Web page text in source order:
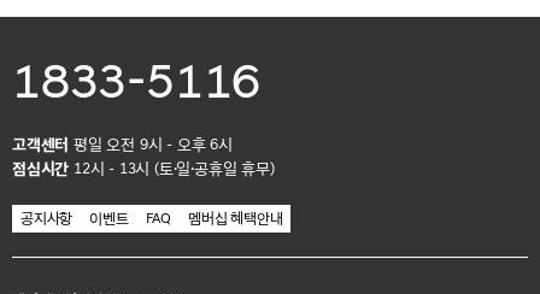
1833-5116
고객센터 평일 오전 9시 - 오후 6시
점심시간 12시 - 13시 (토·일·공휴일 휴무)
공지사항 이벤트 FAQ 멤버십 혜택안내